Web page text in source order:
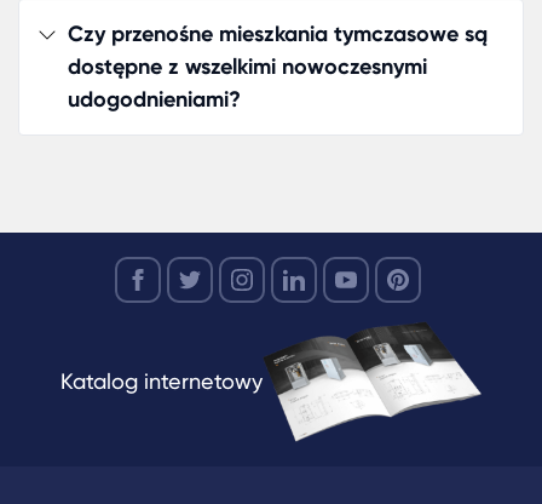
sprzedaż. Nasze modułowe domy na
dostosowane do indywidualnych potrzeb klienta,
gwarantując maksymalny komfort i satysfakcję z
użytkowania.
Mieszkanie na Chwilę
W dzisiejszym, dynamicznie zmieniającym się
tymczasowe domy na wynajem są idealnym
rozwiązaniem dla osób, które cenią sobie
elastyczność. KARMOD oferuje najnowsze modele
tymczasowych mieszkań modułowych, które
zapewnią komfort i wygodę na każdym etapie
Czy przenośne mieszkania tymczasowe są
dostępne z wszelkimi nowoczesnymi
udogodnieniami?
Katalog internetowy